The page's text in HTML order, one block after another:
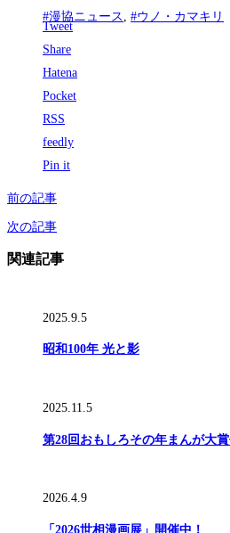
#漫協ニュース , #ウノ・カマキリ
Tweet
Share
Hatena
Pocket
RSS
feedly
Pin it
前の記事
次の記事
関連記事
2025.9.5
昭和100年 光と影
2025.11.5
第28回おもしろその年まんが大
2026.4.9
「2026世相漫画展」開催中！